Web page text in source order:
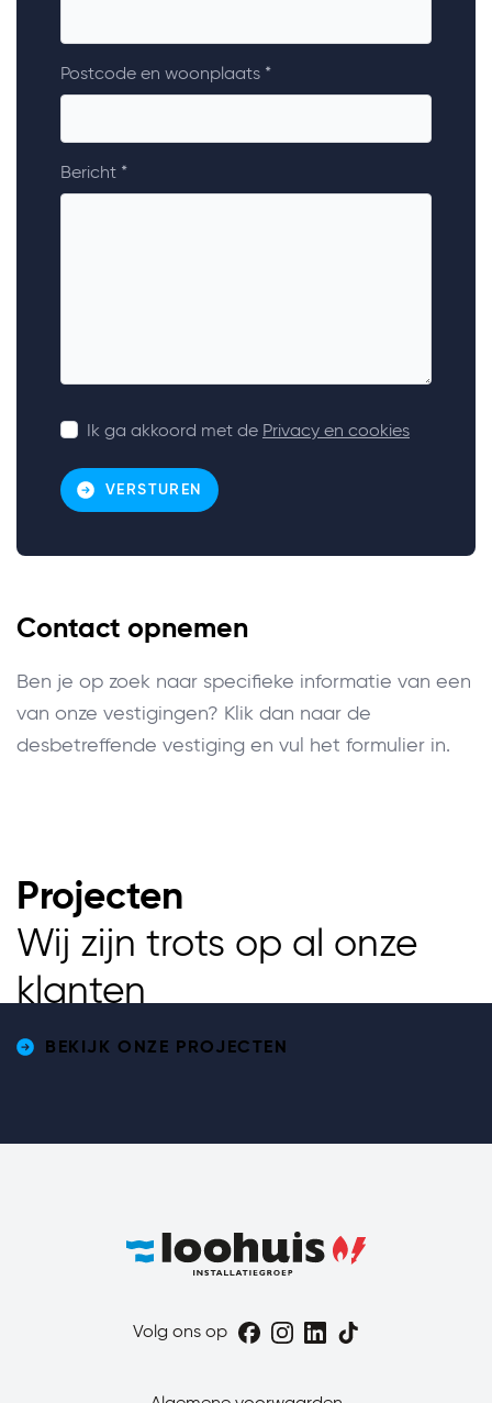
Postcode en woonplaats *
Bericht *
Ik ga akkoord met de Privacy en cookies
VERSTUREN
Contact opnemen
Ben je op zoek naar specifieke informatie van een
van onze vestigingen? Klik dan naar de
desbetreffende vestiging en vul het formulier in.
Projecten
Wij zijn trots op al onze
klanten
BEKIJK ONZE PROJECTEN
Twente Milieu
Enschede
Volg ons op